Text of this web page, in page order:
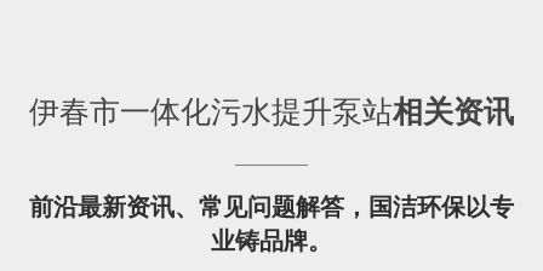
伊春市一体化污水提升泵站相关资讯
前沿最新资讯、常见问题解答，国洁环保以专
业铸品牌。